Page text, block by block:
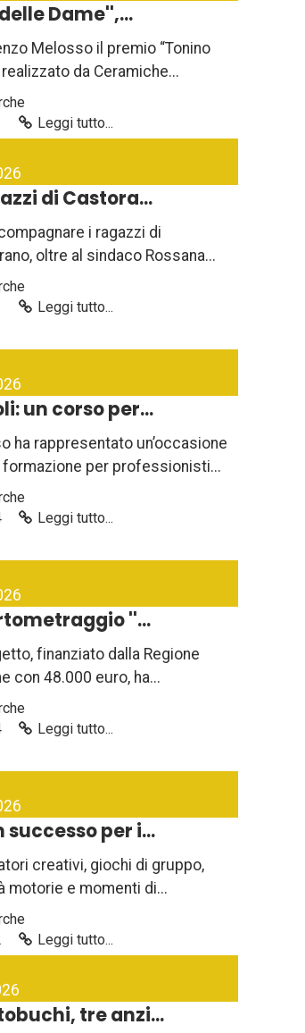
Dame'',...
Melosso il premio “Tonino
realizzato da Ceramiche...
Leggi tutto...
di Castora...
i ragazzi di
oltre al sindaco Rossana...
Leggi tutto...
un corso per...
ha rappresentato un’occasione
formazione per professionisti...
Leggi tutto...
''...
finanziato dalla Regione
con 48.000 euro, ha...
Leggi tutto...
successo per i...
creativi, giochi di gruppo,
motorie e momenti di...
Leggi tutto...
tre anzi...